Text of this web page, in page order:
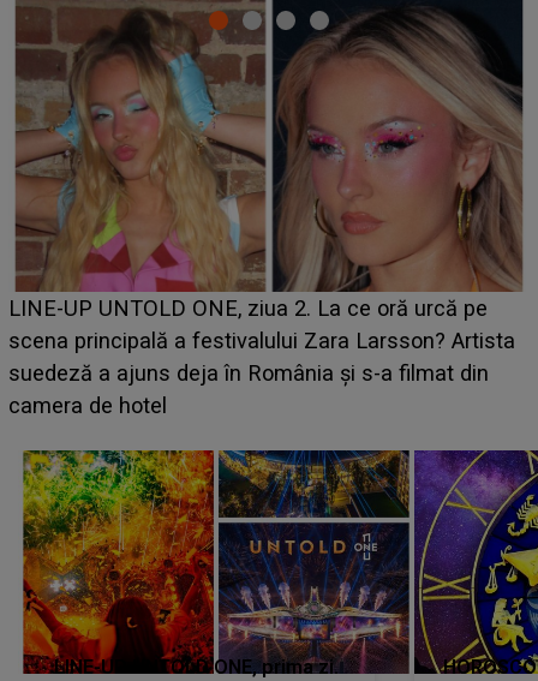
Ce a dezvăluit noua concurentă din "Casa Iubirii" l-a
luat prin surprindere pe Emanuel. CINE ESTE
BĂIATUL VIZAT de Alexandra?! Aflându-se în fața
faptului împlinit, A RECUNOSCUT IMEDIAT: "Am
LINE-UP UNTOLD ONE, prima zi.